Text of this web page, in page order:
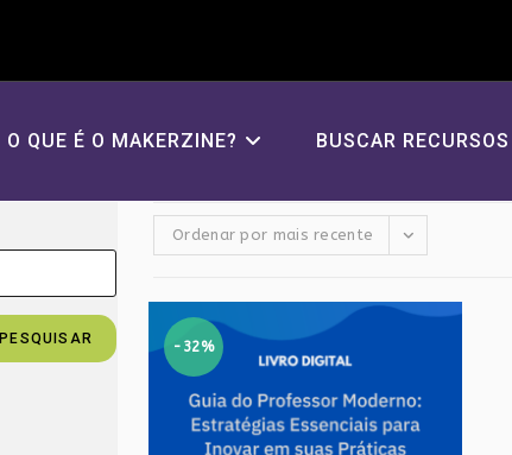
O QUE É O MAKERZINE? BUSCAR
PESQUISAR
Ordenar por mais recente
-32%